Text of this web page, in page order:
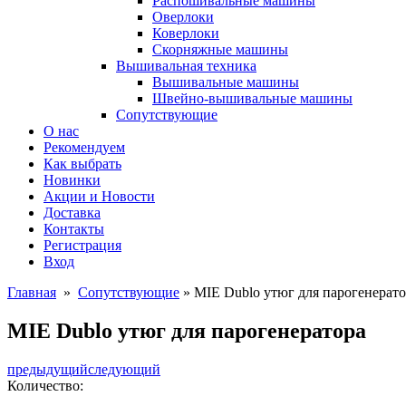
Оверлоки
Коверлоки
Скорняжные машины
Вышивальная техника
Вышивальные машины
Швейно-вышивальные машины
Сопутствующие
О нас
Рекомендуем
Как выбрать
Новинки
Акции и Новости
Доставка
Контакты
Регистрация
Вход
Главная » Сопутствующие » MIE Dublo утюг для
MIE Dublo утюг для парогенератора
предыдущийследующий
Количество: